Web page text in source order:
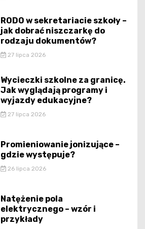
RODO w sekretariacie szkoły –
jak dobrać niszczarkę do
rodzaju dokumentów?
27 lipca 2026
Wycieczki szkolne za granicę.
Jak wyglądają programy i
wyjazdy edukacyjne?
27 lipca 2026
Promieniowanie jonizujące –
gdzie występuje?
26 lipca 2026
Natężenie pola
elektrycznego – wzór i
przykłady